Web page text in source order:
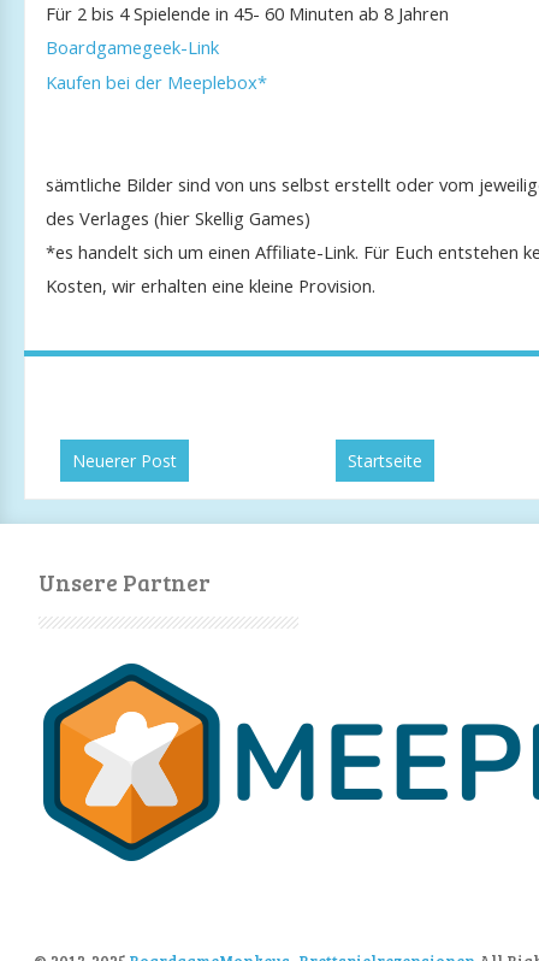
Für 2 bis 4 Spielende in 45- 60 Minuten ab 8 Jahren
Boardgamegeek-Link
Kaufen bei der Meeplebox*
sämtliche Bilder sind von uns selbst erstellt oder vom
des Verlages (hier Skellig Games)
*es handelt sich um einen Affiliate-Link. Für Euch entstehen
Kosten, wir erhalten eine kleine Provision.
Neuerer Post Startseite
Unsere Partner